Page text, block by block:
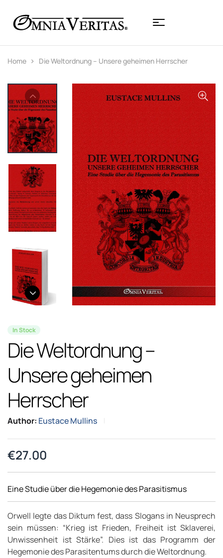
Home Die Weltordnung – Unsere geheimen Herrscher
In Stock
Die Weltordnung –
Unsere geheimen
Herrscher
Author: Eustace Mullins
€27.00
Eine Studie über die Hegemonie des Parasitismus
Orwell legte das Diktum fest, dass Slogans in Neusprech
sein müssen: “Krieg ist Frieden, Freiheit ist Sklaverei,
Unwissenheit ist Stärke”. Dies ist das Programm der
Hegemonie des Parasitentums durch die Weltordnung.